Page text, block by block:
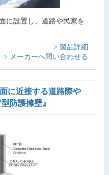
に設置し、道路や民家を
> 製品詳細
> メーカーへ問い合わせる
に近接する道路際や
防護擁壁』